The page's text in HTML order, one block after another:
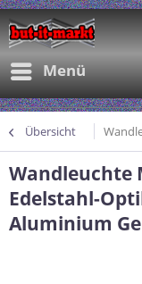
Menü
Übersicht
Wandleuchte
Edelstahl-
Aluminium